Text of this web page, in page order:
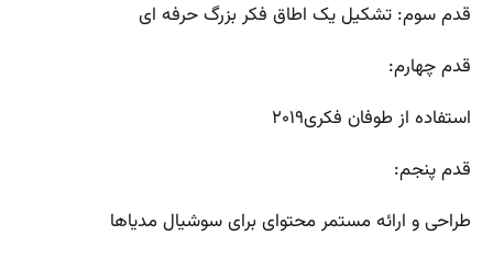
قدم سوم: تشکیل یک اطاق فکر بزرگ حرفه ای
قدم چهارم:
استفاده از طوفان فکری۲۰۱۹
قدم پنجم:
طراحی و ارائه مستمر محتوای برای سوشیال مدیاها